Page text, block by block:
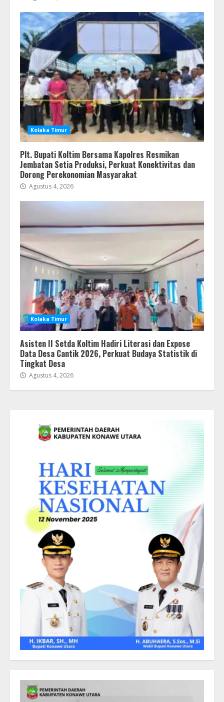
Kolaka Timur
Plt. Bupati Koltim Bersama Kapolres Resmikan
Jembatan Setia Produksi, Perkuat Konektivitas dan
Dorong Perekonomian Masyarakat
Agustus 4, 2026
Kolaka Timur
Asisten II Setda Koltim Hadiri Literasi dan Expose
Data Desa Cantik 2026, Perkuat Budaya Statistik di
Tingkat Desa
Agustus 4, 2026